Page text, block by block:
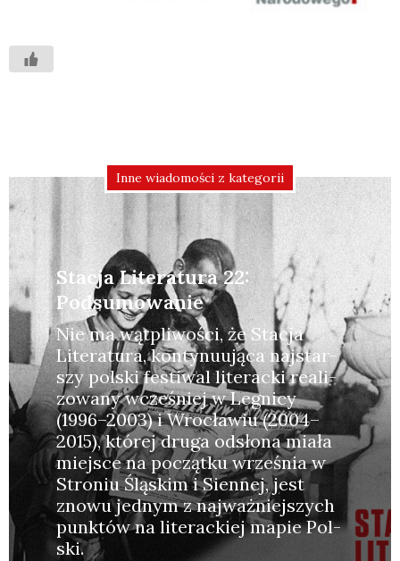
Inne wiadomości z kategorii
Stacja Literatura 22:
Podsumowanie
Nie ma wąt­pli­wo­ści, że Sta­cja
Lite­ra­tu­ra, kon­ty­nu­ują­ca naj­star­
szy pol­ski festi­wal lite­rac­ki reali­
zo­wa­ny wcze­śniej w Legni­cy
(1996–2003) i Wro­cła­wiu (2004–
2015), któ­rej dru­ga odsło­na mia­ła
miej­sce na począt­ku wrze­śnia w
Stro­niu Ślą­skim i Sien­nej, jest
zno­wu jed­nym z naj­waż­niej­szych
punk­tów na lite­rac­kiej mapie Pol­
ski.